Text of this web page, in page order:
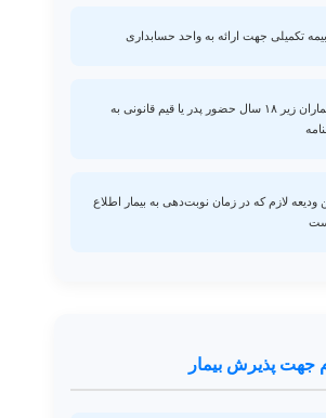
تکمیلی جهت ارائه به واحد حسابداری
در پذیرش بیماران زیر ۱۸ سال حضور پدر یا قیم قانونی به
ودیعه لازم که در زمان نوبت‌دهی به بیمار اطلاع
جهت پذیرش بیمار